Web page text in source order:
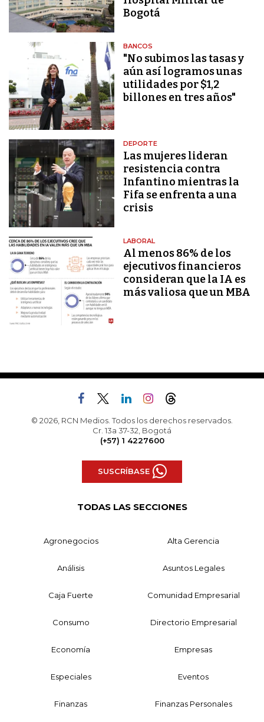
Bogotá
BANCOS
"No subimos las tasas y
aún así logramos unas
utilidades por $1,2
billones en tres años"
DEPORTE
Las mujeres lideran
resistencia contra
Infantino mientras la
Fifa se enfrenta a una
crisis
LABORAL
Al menos 86% de los
ejecutivos financieros
consideran que la IA es
más valiosa que un MBA
© 2026, RCN Medios. Todos los derechos reservados.
Cr. 13a 37-32, Bogotá
(+57) 1 4227600
SUSCRÍBASE
TODAS LAS SECCIONES
Agronegocios Alta Gerencia
Análisis Asuntos Legales
Caja Fuerte Comunidad Empresarial
Consumo Directorio Empresarial
Economía Empresas
Especiales Eventos
Finanzas Finanzas Personales